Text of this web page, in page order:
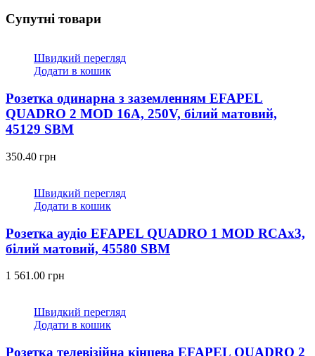
Супутні товари
Швидкий перегляд
Додати в кошик
Розетка одинарна з заземленням EFAPEL
QUADRO 2 MOD 16А, 250V, білий матовий,
45129 SBM
350.40 грн
Швидкий перегляд
Додати в кошик
Розетка аудіо EFAPEL QUADRO 1 MOD RCAx3,
білий матовий, 45580 SBM
1 561.00 грн
Швидкий перегляд
Додати в кошик
Розетка телевізійна кінцева EFAPEL QUADRO 2